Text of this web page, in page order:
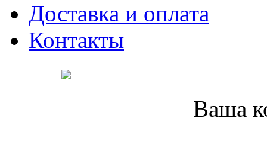
Доставка и оплата
Контакты
Ваша